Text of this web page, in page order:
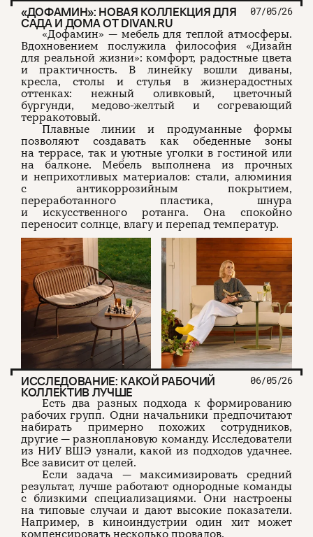
«ДОФАМИН»: НОВАЯ КОЛЛЕКЦИЯ ДЛЯ
САДА И ДОМА ОТ DIVAN.RU
07/05/26
«Дофамин» — мебель для теплой атмосферы.
Вдохновением послужила философия «Дизайн
для реальной жизни»: комфорт, радостные цвета
и практичность. В линейку вошли диваны,
кресла, столы и стулья в жизнерадостных
оттенках: нежный оливковый, цветочный
бургунди, медово-желтый и согревающий
терракотовый.
Плавные линии и продуманные формы
позволяют создавать как обеденные зоны
на террасе, так и уютные уголки в гостиной или
на балконе. Мебель выполнена из прочных
и неприхотливых материалов: стали, алюминия
с антикоррозийным покрытием,
переработанного пластика, шнура
и искусственного ротанга. Она спокойно
переносит солнце, влагу и перепад температур.
ИССЛЕДОВАНИЕ: КАКОЙ РАБОЧИЙ
КОЛЛЕКТИВ ЛУЧШЕ
06/05/26
Есть два разных подхода к формированию
рабочих групп. Одни начальники предпочитают
набирать примерно похожих сотрудников,
другие — разноплановую команду. Исследователи
из НИУ ВШЭ узнали, какой из подходов удачнее.
Все зависит от целей.
Если задача — максимизировать средний
результат, лучше работают однородные команды
с близкими специализациями. Они настроены
на типовые случаи и дают высокие показатели.
Например, в киноиндустрии один хит может
компенсировать несколько провалов.